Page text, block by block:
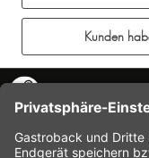
Kunden
SERVICE